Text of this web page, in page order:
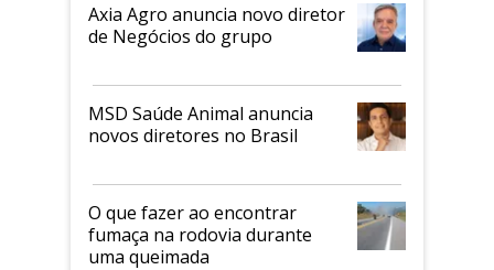
Axia Agro anuncia novo diretor
de Negócios do grupo
MSD Saúde Animal anuncia
novos diretores no Brasil
O que fazer ao encontrar
fumaça na rodovia durante
uma queimada